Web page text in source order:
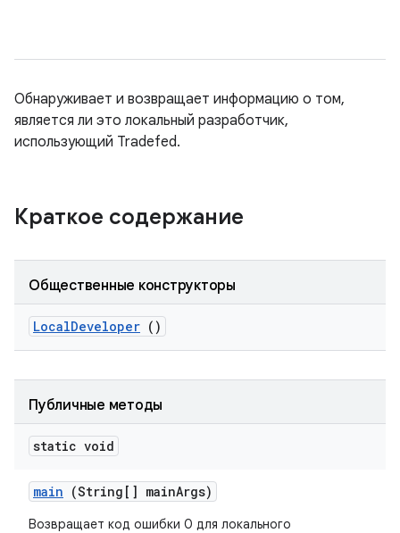
Обнаруживает и возвращает информацию о том,
является ли это локальный разработчик,
использующий Tradefed.
Краткое содержание
Общественные конструкторы
LocalDeveloper ()
Публичные методы
static void
main (String[] mainArgs)
Возвращает код ошибки 0 для локального